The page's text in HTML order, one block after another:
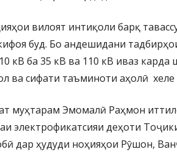
вилоят интиқоли барқ
буд. Бо андешидани
кВ ба 35 кВ ва 110 кВ иваз карда
ва сифати таъминоти аҳолӣ
муҳтарам Эмомалӣ Раҳмон
электрофикатсияи деҳоти
дар ҳудуди ноҳияҳои Рӯшон,